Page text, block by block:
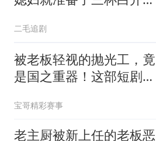
二毛追剧
被老板轻视的抛光工，竟
是国之重器！这部短剧燃
宝哥精彩赛事
老主厨被新上任的老板恶